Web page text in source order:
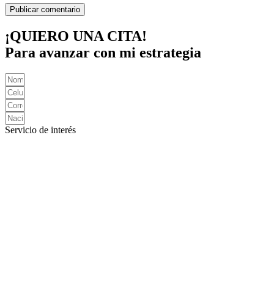
¡QUIERO UNA CITA!
Para avanzar con mi estrategia
Servicio de interés